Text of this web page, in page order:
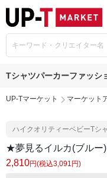
Tシャツパーカーファッシ
UP-Tマーケット マーケット
ハイクオリティーベビーTシ
★夢見るイルカ(ブル
2,810円(税込3,091円)